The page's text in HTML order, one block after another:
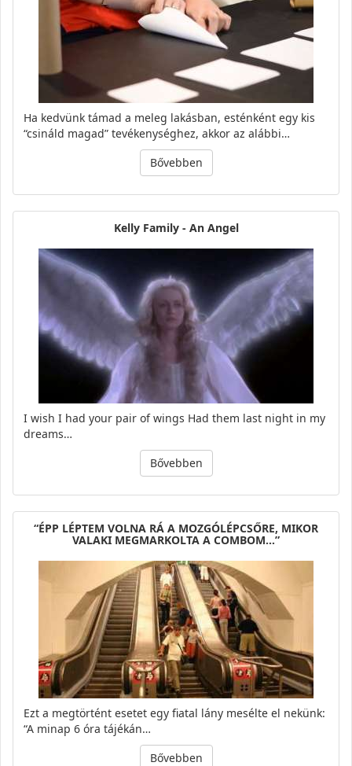
Ha kedvünk támad a meleg lakásban, esténként egy kis
“csináld magad” tevékenységhez, akkor az alábbi…
Bővebben
Kelly Family - An Angel
I wish I had your pair of wings Had them last night in my
dreams…
Bővebben
“ÉPP LÉPTEM VOLNA RÁ A MOZGÓLÉPCSŐRE, MIKOR
VALAKI MEGMARKOLTA A COMBOM…”
Ezt a megtörtént esetet egy fiatal lány mesélte el nekünk:
“A minap 6 óra tájékán…
Bővebben